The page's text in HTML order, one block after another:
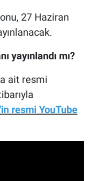
27 Haziran
yayınlandı mı?
ait resmi
resmi YouTube